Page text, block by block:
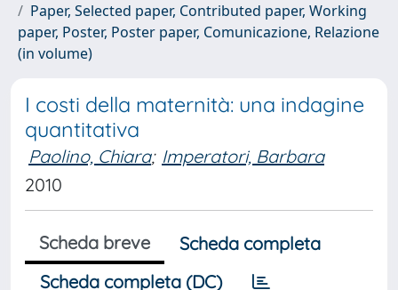
Paper, Selected paper, Contributed paper, Working
paper, Poster, Poster paper, Comunicazione, Relazione
(in volume)
I costi della maternità: una indagine
quantitativa
Paolino, Chiara; Imperatori, Barbara
2010
Scheda breve
Scheda completa
Scheda completa (DC)